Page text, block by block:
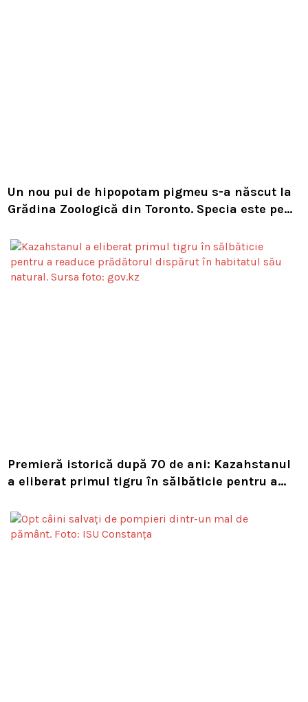
Un nou pui de hipopotam pigmeu s-a născut la
Grădina Zoologică din Toronto. Specia este pe
Premieră istorică după 70 de ani: Kazahstanul
a eliberat primul tigru în sălbăticie pentru a
natural